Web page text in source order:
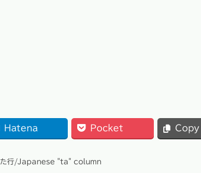
Hatena Pocket Copy
た行/Japanese "ta" column